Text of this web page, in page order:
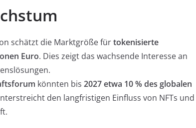
schätzt die Marktgröße fürtokenisierte
Euro. Dies zeigt das wachsende Interesse an
könnten bis 2027 etwa 10 % des globalen
den langfristigen Einfluss von NFTs und